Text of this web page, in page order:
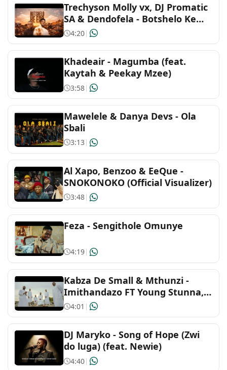
Trechyson Molly vx, DJ Promatic
SA & Dendofela - Botshelo Ke
Eng (Extended DJ Version ) by
Trechyson Molly vx, DJ Promatic
SA & Dendofela
4:20|
Khadeair - Magumba (feat.
Kaytah & Peekay Mzee)
3:58|
Mawelele & Danya Devs - Ola
Sbali
3:13 |
Al Xapo, Benzoo & EeQue -
SNOKONOKO (Official Visualizer)
3:48|
Feza - Sengithole Omunye
4:19|
Kabza De Small & Mthunzi -
Imithandazo FT Young Stunna,
DJ Maphorisa, Sizwe Alakine &
UmthakathiKush
4:01 |
DJ Maryko - Song of Hope (Zwi
do luga) (feat. Newie)
4:40|